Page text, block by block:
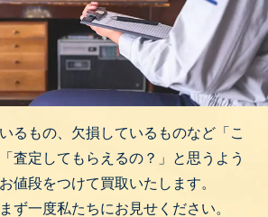
るもの、欠損しているものなど「こ
査定してもらえるの？」と思うよう
値段をつけて買取いたします。
ず一度私たちにお見せください。